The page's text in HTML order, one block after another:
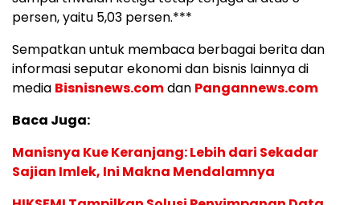
persen, yaitu 5,03 persen.***
Sempatkan untuk membaca berbagai berita dan
informasi seputar ekonomi dan bisnis lainnya di
media Bisnisnews.comdan Pangannews.com
Baca Juga:
Manisnya Kue Keranjang: Lebih dari Sekadar
Sajian Imlek, Ini Makna Mendalamnya